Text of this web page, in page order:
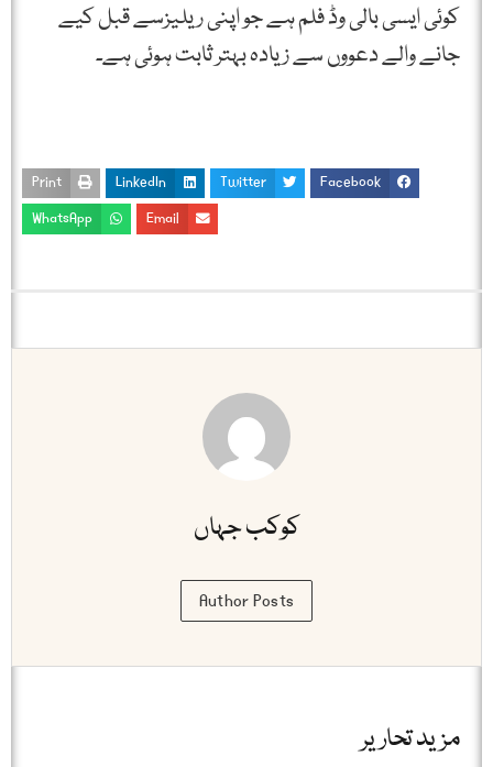
کوئی ایسی بالی وڈ فلم ہے جو اپنی ریلیزسے قبل کیے
جانے والے دعووں سے زیادہ بہتر ثابت ہوئی ہے۔
Facebook
Twitter
LinkedIn
Print
Email
WhatsApp
کوکب جہاں
Author Posts
مزید تحاریر